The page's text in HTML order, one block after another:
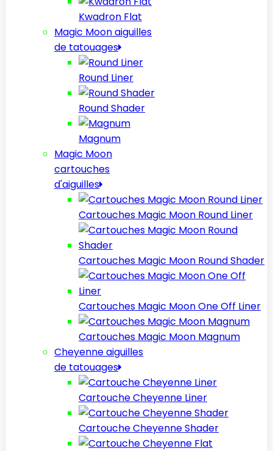
Kwadron Flat
Magic Moon aiguilles
de tatouages
Round Liner
Round Shader
Magnum
Magic Moon
cartouches
d'aiguilles
Cartouches Magic Moon Round Liner
Cartouches Magic Moon Round Shader
Cartouches Magic Moon One Off Liner
Cartouches Magic Moon Magnum
Cheyenne aiguilles
de tatouages
Cartouche Cheyenne Liner
Cartouche Cheyenne Shader